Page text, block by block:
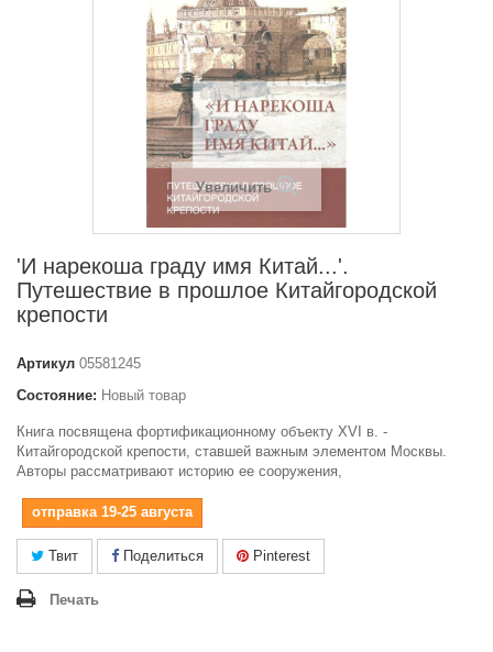
Увеличить
'И нарекоша граду имя Китай...'.
Путешествие в прошлое Китайгородской
крепости
Артикул 05581245
Состояние: Новый товар
Книга посвящена фортификационному объекту XVI в. -
Китайгородской крепости, ставшей важным элементом Москвы.
Авторы рассматривают историю ее сооружения,
отправка 19-25 августа
Твит Поделиться Pinterest
Печать